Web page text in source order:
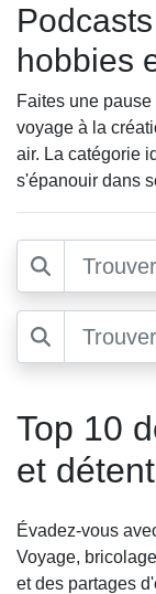
hobbies
Faites une
voyage à la
air. La catégorie
s'épanouir dans
Top 10
et
Évadez-vous
Voyage,
et des partages